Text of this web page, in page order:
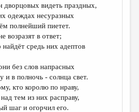
дворцовых видеть праздных,
одеждах несуразных
полнейший пиетет.
возразят в ответ;
средь них адептов
без слов напрасных
и в полночь - солнца свет.
кто королю по нраву,
тем из них расправу,
шаг и огорчил его.